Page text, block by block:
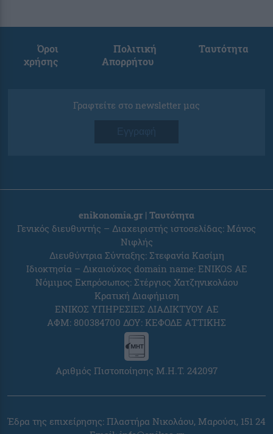
Όροι
χρήσης
Πολιτική
Απορρήτου
Ταυτότητα
Γραφτείτε στο newsletter μας
Εγγραφή
enikonomia.gr | Ταυτότητα
Γενικός διευθυντής – Διαχειριστής ιστοσελίδας: Μάνος
Νιφλής
Διευθύντρια Σύνταξης: Στεφανία Κασίμη
Ιδιοκτησία – Δικαιούχος domain name: ENIKOS AE
Νόμιμος Εκπρόσωπος: Στέργιος Χατζηνικολάου
Κρατική Διαφήμιση
ΕΝΙΚΟΣ ΥΠΗΡΕΣΙΕΣ ΔΙΑΔΙΚΤΥΟΥ ΑΕ
ΑΦΜ: 800384700 ΔΟΥ: ΚΕΦΟΔΕ ΑΤΤΙΚΗΣ
Αριθμός Πιστοποίησης Μ.Η.Τ. 242097
Έδρα της επιχείρησης: Πλαστήρα Νικολάου, Μαρούσι, 151 24